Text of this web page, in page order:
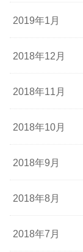
2019年1月
2018年12月
2018年11月
2018年10月
2018年9月
2018年8月
2018年7月